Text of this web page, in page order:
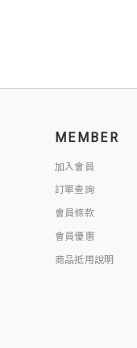
MEMBER
加入會員
訂單查詢
會員條款
會員優惠
商品抵用說明